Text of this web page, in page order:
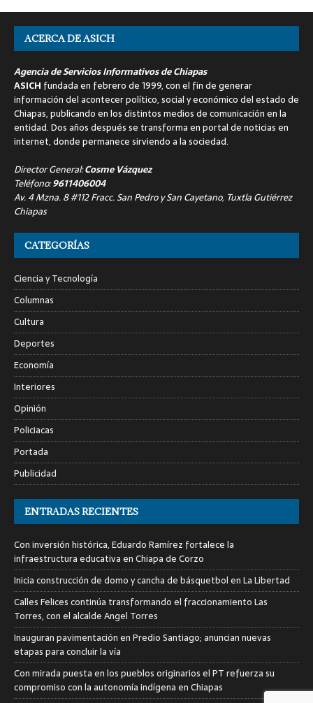
ACERCA DE ASICH
Agencia de Servicios Informativos de Chiapas
ASICH fundada en febrero de 1999, con el fin de generar
información del acontecer político, social y económico del estado de
Chiapas, publicando en los distintos medios de comunicación en la
entidad. Dos años después se transforma en portal de noticias en
internet, donde permanece sirviendo a la sociedad.
Director General:Cosme Vázquez
Teléfono:9611406004
Av. 4 Mzna. 8 #112 Fracc. San Pedro y San Cayetano, Tuxtla Gutiérrez
Chiapas
CATEGORÍAS
Ciencia y Tecnología
Columnas
Cultura
Deportes
Economía
Interiores
Opinión
Policiacas
Portada
Publicidad
ENTRADAS RECIENTES
Con inversión histórica, Eduardo Ramírez fortalece la
infraestructura educativa en Chiapa de Corzo
Inicia construcción de domo y cancha de básquetbol en La Libertad
Calles Felices continúa transformando el fraccionamiento Las
Torres, con el alcalde Angel Torres
Inauguran pavimentación en Predio Santiago; anuncian nuevas
etapas para concluir la vía
Con mirada puesta en los pueblos originarios el PT refuerza su
compromiso con la autonomía indígena en Chiapas